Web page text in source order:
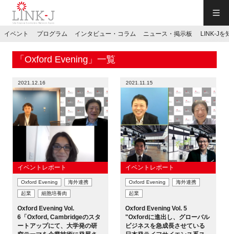
特別会員専用メニュー
施設ご予約
お問い合わせ
マイページ
イベント プログラム インタビュー・コラム ニュース・掲示板 LINK-Jを
「Oxford Evening」一覧
2021.12.16
イベントレポート
Oxford Evening
海外連携
起業
細胞培養肉
Oxford Evening Vol.
6「Oxford, Cambridgeのスタ
ートアップにて、大学発の研
2021.11.15
イベントレポート
Oxford Evening
海外連携
起業
Oxford Evening Vol. 5
"Oxfordに進出し、グローバル
ビジネスを急成長させている